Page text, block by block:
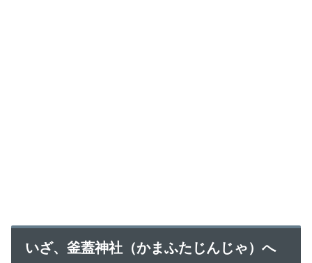
いざ、釜蓋神社（かまふたじんじゃ）へ